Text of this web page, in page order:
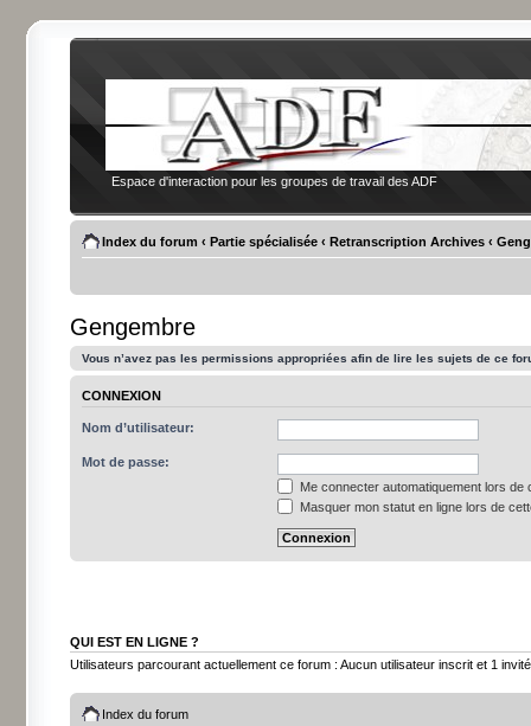
Espace d'interaction pour les groupes de travail des ADF
Index du forum ‹ Partie spécialisée ‹ Retranscription Archives ‹
Gengembre
Vous n’avez pas les permissions appropriées afin de lire les sujets de ce
CONNEXION
Nom d’utilisateur:
Mot de passe:
Me connecter automatiquement lors de
Masquer mon statut en ligne lors de
QUI EST EN LIGNE ?
Utilisateurs parcourant actuellement ce forum : Aucun utilisateur inscrit et 1 invité
Index du forum